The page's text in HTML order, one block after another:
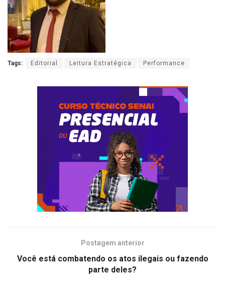
Tags: Editorial Leitura Estratégica Performance
Postagem anterior
Você está combatendo os atos ilegais ou fazendo
parte deles?